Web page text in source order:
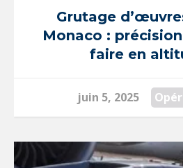
Grutage
Monaco :
faire en
juin 5, 2025